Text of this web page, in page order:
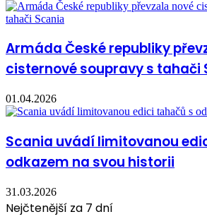
Armáda České republiky
cisternové soupravy s tahači
01.04.2026
Scania uvádí limitovanou
odkazem na svou historii
31.03.2026
Nejčtenější za 7 dní